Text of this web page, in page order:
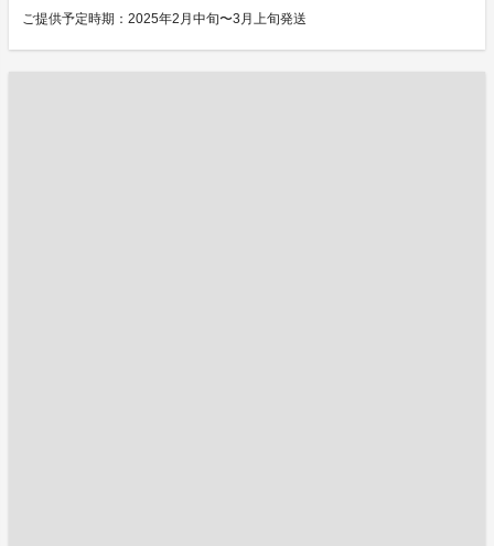
ご提供予定時期：2025年2月中旬〜3月上旬発送